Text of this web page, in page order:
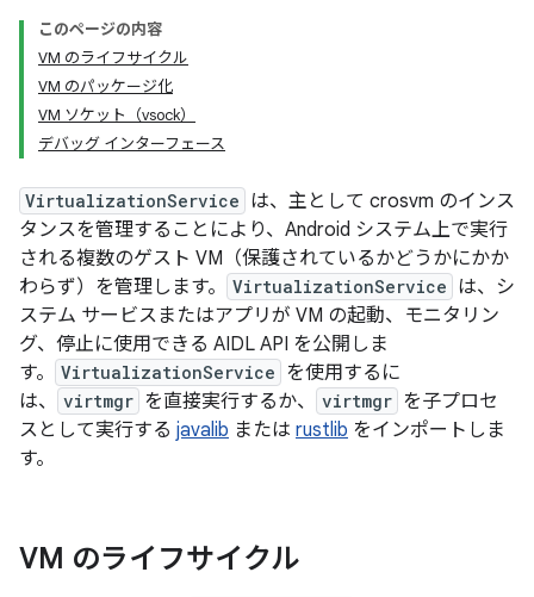
このページの内容
VM のライフサイクル
VM のパッケージ化
VM ソケット（vsock）
デバッグ インターフェース
VirtualizationService は、主として crosvm のインス
タンスを管理することにより、Android システム上で実行
される複数のゲスト VM（保護されているかどうかにかか
わらず）を管理します。
VirtualizationService は、シ
ステム サービスまたはアプリが VM の起動、モニタリン
グ、停止に使用できる AIDL API を公開しま
す。
VirtualizationService を使用するに
は、
virtmgr を直接実行するか、 virtmgr を子プロセ
スとして実行する javalib または rustlib をインポートしま
す。
VM のライフサイクル